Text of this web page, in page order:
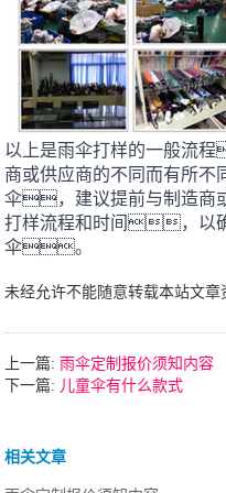
以上是雨伞打样的一般流
商或供应商的不同而有所
伞，建议提前与制造商
打样流程和时间，以
伞。
未经允许不能随意转载本站文
上一篇: 雨伞定制报价须知内容
下一篇: 儿童伞有什么款式
相关文章